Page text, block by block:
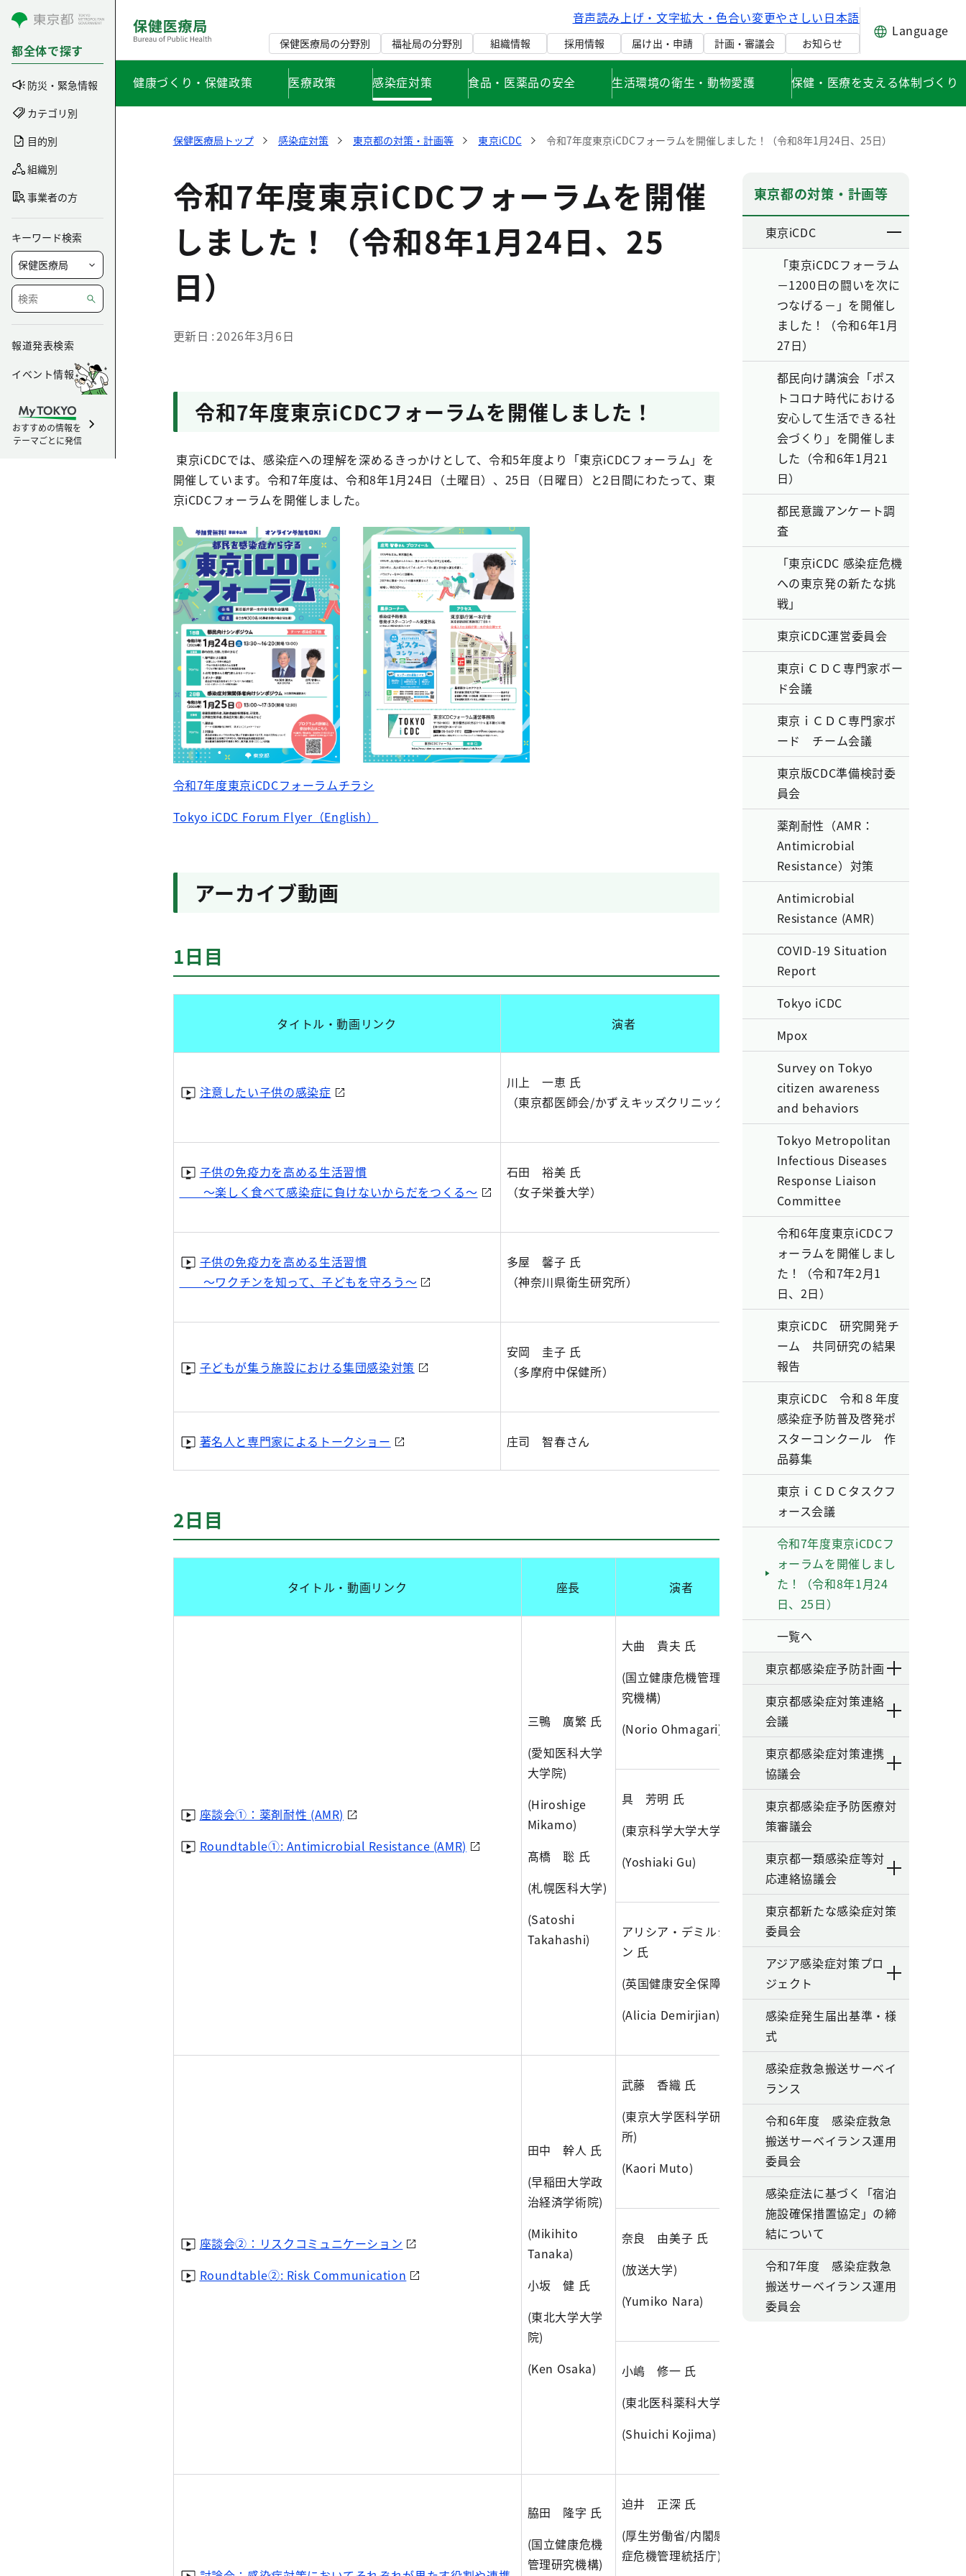
コンテンツにスキップ
都全体で探す
防災・緊急情報
カテゴリ別
目的別
組織別
事業者の方
キーワード検索
報道発表検索
イベント情報
おすすめの情報を
テーマごとに発信
音声読み上げ・文字拡大・色合い変更やさしい日本語
保健医療局の分野別 福祉局の分野別 組織情報 採用情報 届け出・申請 計画・審議会 お知らせ
Language
健康づくり・保健政策 医療政策 感染症対策 食品・医薬品の安全 生活環境の衛生・動物愛護 保健・医療を支える体制づくり
保健医療局トップ 感染症対策 東京都の対策・計画等 東京iCDC 令和7年度東京iCDCフォーラムを開催しました！（令和8年1月24日、25日）
令和7年度東京iCDCフォーラムを開催
しました！（令和8年1月24日、25
日）
更新日 2026年3月6日
令和7年度東京iCDCフォーラムを開催しました！
東京iCDCでは、感染症への理解を深めるきっかけとして、令和5年度より「東京iCDCフォーラム」を
開催しています。令和7年度は、令和8年1月24日（土曜日）、25日（日曜日）と2日間にわたって、東
京iCDCフォーラムを開催しました。
令和7年度東京iCDCフォーラムチラシ
Tokyo iCDC Forum Flyer（English）
アーカイブ動画
1日目
タイトル・動画リンク 演者
注意したい子供の感染症
川上 一恵 氏
（東京都医師会/かずえキッズクリニック）
子供の免疫力を高める生活習慣
～楽しく食べて感染症に負けないからだをつくる～
石田 裕美 氏
（女子栄養大学）
子供の免疫力を高める生活習慣
～ワクチンを知って、子どもを守ろう～
多屋 馨子 氏
（神奈川県衛生研究所）
子どもが集う施設における集団感染対策
安岡 圭子 氏
（多摩府中保健所）
著名人と専門家によるトークショー 庄司 智春さん
2日目
タイトル・動画リンク 座長 演者
座談会①：薬剤耐性 (AMR)
Roundtable①: Antimicrobial Resistance (AMR)
三鴨 廣繁 氏
(愛知医科大学
大学院)
(Hiroshige
Mikamo)
髙橋 聡 氏
(札幌医科大学)
(Satoshi
Takahashi)
大曲 貴夫 氏
(国立健康危機管理研
究機構)
(Norio Ohmagari)
具 芳明 氏
(東京科学大学大学院)
(Yoshiaki Gu)
アリシア・デミルジャ
ン 氏
(英国健康安全保障庁)
(Alicia Demirjian)
座談会②：リスクコミュニケーション
Roundtable②: Risk Communication
田中 幹人 氏
(早稲田大学政
治経済学術院)
(Mikihito
Tanaka)
小坂 健 氏
(東北大学大学
院)
(Ken Osaka)
武藤 香織 氏
(東京大学医科学研究
所)
(Kaori Muto)
奈良 由美子 氏
(放送大学)
(Yumiko Nara)
小嶋 修一 氏
(東北医科薬科大学)
(Shuichi Kojima)
脇田 隆字 氏
(国立健康危機
管理研究機構)
迫井 正深 氏
(厚生労働省/内閣感染
症危機管理統括庁)
東京都の対策・計画等
東京iCDC
「東京iCDCフォーラム
－1200日の闘いを次に
つなげる－」を開催し
ました！（令和6年1月
27日）
都民向け講演会「ポス
トコロナ時代における
安心して生活できる社
会づくり」を開催しま
した（令和6年1月21
日）
都民意識アンケート調
査
「東京iCDC 感染症危機
への東京発の新たな挑
戦」
東京iCDC運営委員会
東京i ＣＤＣ専門家ボー
ド会議
東京ｉＣＤＣ専門家ボ
ード チーム会議
東京版CDC準備検討委
員会
薬剤耐性（AMR：
Antimicrobial
Resistance）対策
Antimicrobial
Resistance (AMR)
COVID-19 Situation
Report
Tokyo iCDC
Mpox
Survey on Tokyo
citizen awareness
and behaviors
Tokyo Metropolitan
Infectious Diseases
Response Liaison
Committee
令和6年度東京iCDCフ
ォーラムを開催しまし
た！（令和7年2月1
日、2日）
東京iCDC 研究開発チ
ーム 共同研究の結果
報告
東京iCDC 令和８年度
感染症予防普及啓発ポ
スターコンクール 作
品募集
東京ｉＣＤＣタスクフ
ォース会議
令和7年度東京iCDCフ
ォーラムを開催しまし
た！（令和8年1月24
日、25日）
一覧へ
東京都感染症予防計画
東京都感染症対策連絡
会議
東京都感染症対策連携
協議会
東京都感染症予防医療対
策審議会
東京都一類感染症等対
応連絡協議会
東京都新たな感染症対策
委員会
アジア感染症対策プロ
ジェクト
感染症発生届出基準・様
式
感染症救急搬送サーベイ
ランス
令和6年度 感染症救急
搬送サーベイランス運用
委員会
感染症法に基づく「宿泊
施設確保措置協定」の締
結について
令和7年度 感染症救急
搬送サーベイランス運用
委員会